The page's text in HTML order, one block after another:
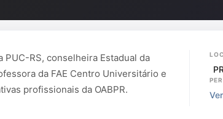
RS, conselheira Estadual da
da FAE Centro Universitário e
profissionais da OABPR.